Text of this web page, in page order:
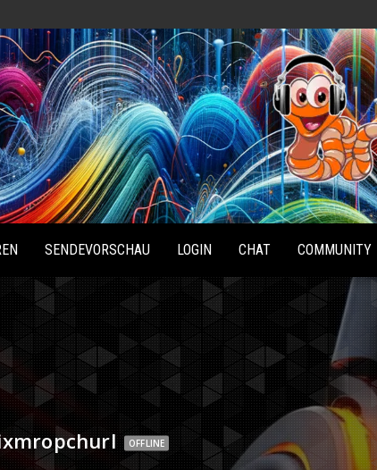
Radio
Waterlu
SENDEVORSCHAU LOGIN CHAT COMMUNITY
OFFLINE